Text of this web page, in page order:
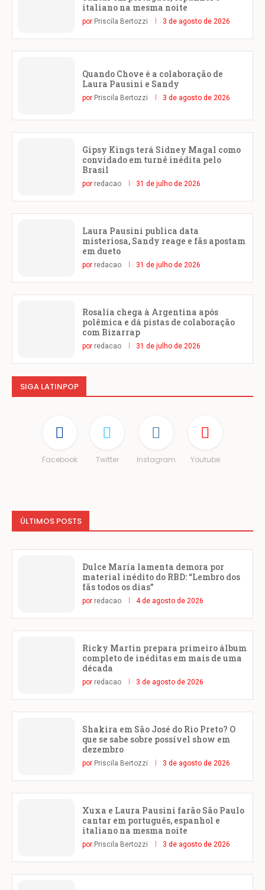
italiano na mesma noite
por Priscila Bertozzi 3 de agosto de 2026
Quando Chove é a colaboração de
Laura Pausini e Sandy
por Priscila Bertozzi 3 de agosto de 2026
Gipsy Kings terá Sidney Magal como
convidado em turnê inédita pelo
Brasil
por redacao 31 de julho de 2026
Laura Pausini publica data
misteriosa, Sandy reage e fãs apostam
em dueto
por redacao 31 de julho de 2026
Rosalía chega à Argentina após
polêmica e dá pistas de colaboração
com Bizarrap
por redacao 31 de julho de 2026
SIGA LATINPOP
Facebook Twitter Instagram Youtube
ÚLTIMOS POSTS
Dulce María lamenta demora por
material inédito do RBD: “Lembro dos
fãs todos os dias”
por redacao 4 de agosto de 2026
Ricky Martin prepara primeiro álbum
completo de inéditas em mais de uma
década
por redacao 3 de agosto de 2026
Shakira em São José do Rio Preto? O
que se sabe sobre possível show em
dezembro
por Priscila Bertozzi 3 de agosto de 2026
Xuxa e Laura Pausini farão São Paulo
cantar em português, espanhol e
italiano na mesma noite
por Priscila Bertozzi 3 de agosto de 2026